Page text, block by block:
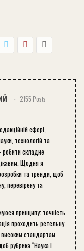
2155 Posts
сфері,
технологій та
складне
Щодня я
та тренди, щоб
перевірену та
принципу: точність
проходить ретельну
стандартам
рубрика “Наука і